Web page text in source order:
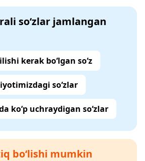
so‘zlar jamlangan
kerak bo‘lgan so‘z
so‘zlar
ko‘p uchraydigan so‘zlar
bo‘lishi mumkin